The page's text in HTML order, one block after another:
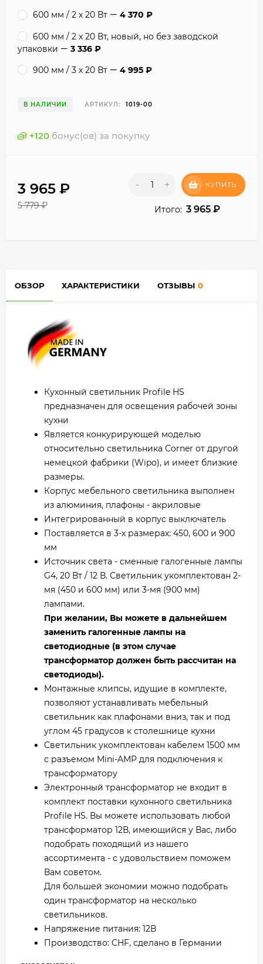
600 мм / 2 х 20 Вт 4 370 ₽
600 мм / 2 х 20 Вт, новый, но без заводской
упаковки
3 336 ₽
900 мм / 3 х 20 Вт
4 995 ₽
В НАЛИЧИИ АРТИКУЛ: 1019-00
+120 бонус(ов) за покупку
3 965 ₽
5 779 ₽
- + КУПИТЬ
Итого: 3 965 ₽
ОБЗОР ХАРАКТЕРИСТИКИ ОТЗЫВЫ 0
Кухонный светильник Profile HS
предназначен для освещения рабочей зоны
кухни
Является конкурирующей моделью
относительно светильника Corner от другой
немецкой фабрики (Wipo), и имеет близкие
размеры.
Корпус мебельного светильника выполнен
из алюминия, плафоны - акриловые
Интегрированный в корпус выключатель
Поставляется в 3-х размерах: 450, 600 и 900
мм
Источник света - сменные галогенные лампы
G4, 20 Вт / 12 В. Светильник укомплектован 2-
мя (450 и 600 мм) или 3-мя (900 мм)
лампами.
При желании, Вы можете в дальнейшем
заменить галогенные лампы на
светодиодные (в этом случае
трансформатор должен быть рассчитан на
светодиоды).
Монтажные клипсы, идущие в комплекте,
позволяют устанавливать мебельный
светильник как плафонами вниз, так и под
углом 45 градусов к столешнице кухни
Светильник укомплектован кабелем 1500 мм
с разъемом Mini-AMP для подключения к
трансформатору
Электронный трансформатор не входит в
комплект поставки кухонного светильника
Profile HS. Вы можете использовать любой
трансформатор 12В, имеющийся у Вас, либо
подобрать походящий из нашего
ассортимента - с удовольствием поможем
Вам советом.
Для большей экономии можно подобрать
один трансформатор на несколько
светильников.
Напряжение питания: 12В
Производство: CHF, сделано в Германии